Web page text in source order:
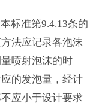
标准第9.4.13条的
法应记录各泡沫
喷射泡沫的时
的发泡量，经计
应小于设计要求